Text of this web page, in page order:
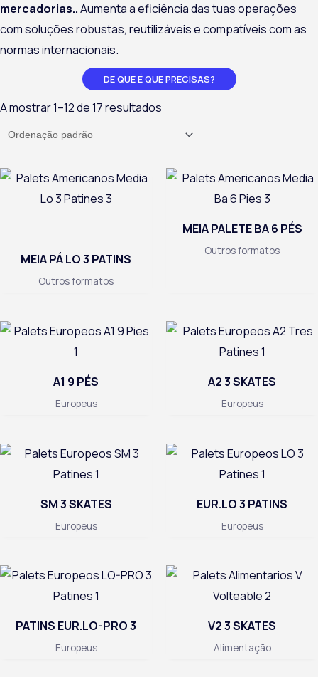
mercadorias..Aumenta a eficiência das tuas operações
com soluções robustas, reutilizáveis e compatíveis com as
normas internacionais.
DE QUE É QUE PRECISAS?
A mostrar 1–12 de 17 resultados
MEIA PÁ LO 3 PATINS
Outros formatos
MEIA PALETE BA 6 PÉS
Outros formatos
A1 9 PÉS
Europeus
A2 3 SKATES
Europeus
SM 3 SKATES
Europeus
EUR.LO 3 PATINS
Europeus
PATINS EUR.LO-PRO 3
Europeus
V2 3 SKATES
Alimentação